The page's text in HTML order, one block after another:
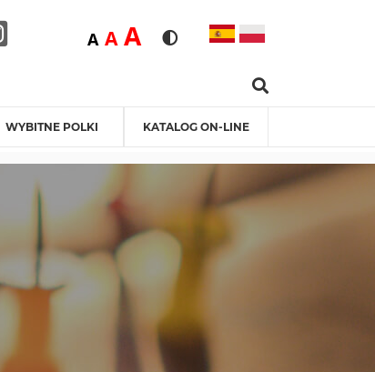
Rozmiar czcionki
ADomyślna
AŚrednia
ADużaWersja kontrastowa
WYBITNE POLKI KATALOG ON-LINE